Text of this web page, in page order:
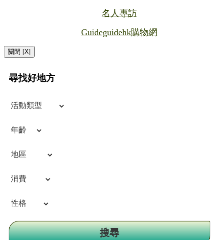
名人專訪
Guideguidehk購物網
關閉 [X]
尋找好地方